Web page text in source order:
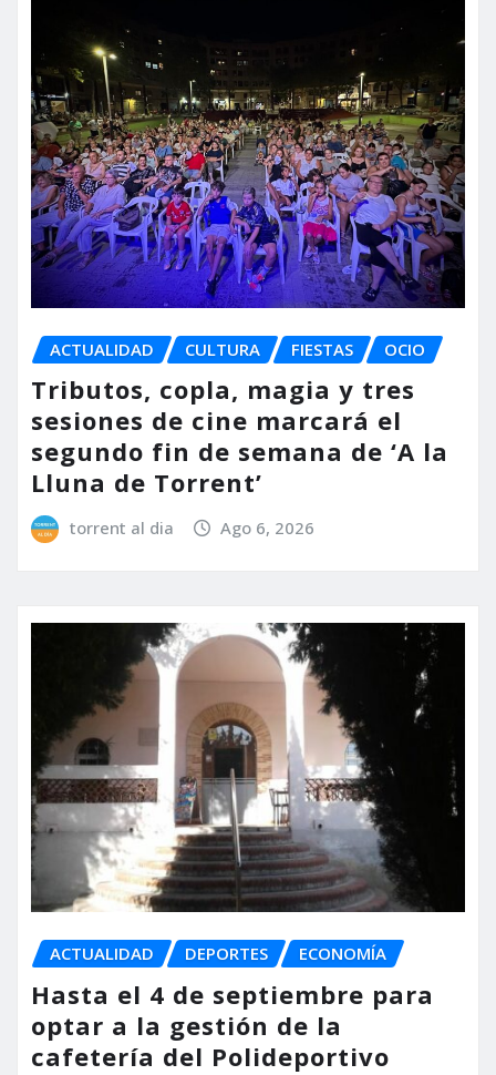
ACTUALIDAD CULTURA FIESTAS OCIO
Tributos, copla, magia y tres
sesiones de cine marcará el
segundo fin de semana de ‘A la
Lluna de Torrent’
torrent al dia Ago 6, 2026
ACTUALIDAD DEPORTES ECONOMÍA
Hasta el 4 de septiembre para
optar a la gestión de la
cafetería del Polideportivo